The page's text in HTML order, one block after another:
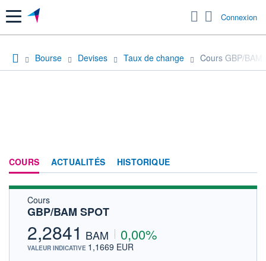
Menu Connexion
Bourse Devises Taux de change Cours GBP/BAM
COURS ACTUALITÉS HISTORIQUE
Cours
GBP/BAM SPOT
2,2841 BAM 0,00%
VALEUR INDICATIVE 1,1669 EUR